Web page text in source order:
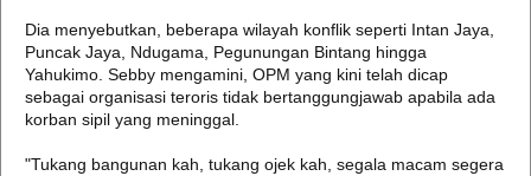
Dia menyebutkan, beberapa wilayah konflik seperti Intan Jaya,
Puncak Jaya, Ndugama, Pegunungan Bintang hingga
Yahukimo. Sebby mengamini, OPM yang kini telah dicap
sebagai organisasi teroris tidak bertanggungjawab apabila ada
korban sipil yang meninggal.
"Tukang bangunan kah, tukang ojek kah, segala macam segera